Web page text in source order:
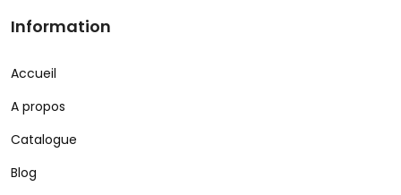
Information
Accueil
A propos
Catalogue
Blog